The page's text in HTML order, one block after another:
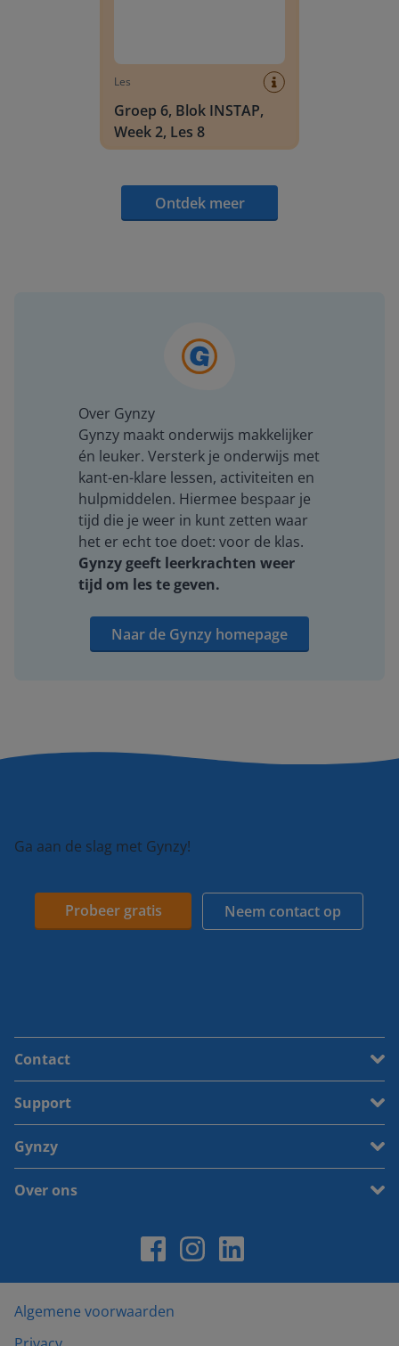
Les
Groep 6, Blok INSTAP,
Week 2, Les 8
Ontdek meer
Over Gynzy
Gynzy maakt onderwijs makkelijker
én leuker. Versterk je onderwijs met
kant-en-klare lessen, activiteiten en
hulpmiddelen. Hiermee bespaar je
tijd die je weer in kunt zetten waar
het er echt toe doet: voor de klas.
Gynzy geeft leerkrachten weer
tijd om les te geven.
Naar de Gynzy homepage
Ga aan de slag met Gynzy!
Probeer gratis Neem contact op
Contact
Support
Gynzy
Over ons
Algemene voorwaarden